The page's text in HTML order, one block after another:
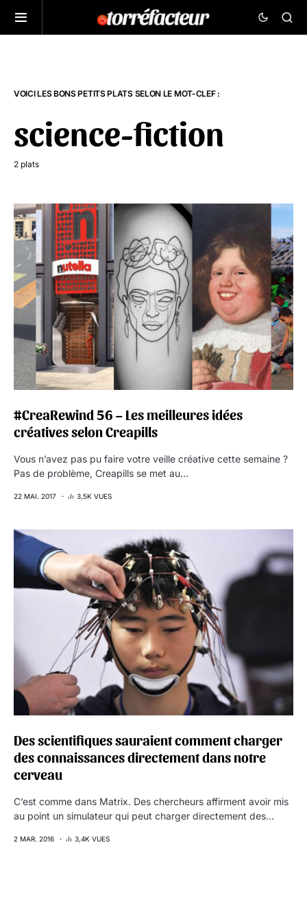
VOICI LES BONS PETITS PLATS SELON LE MOT-CLEF :
science-fiction
2 plats
#CreaRewind 56 – Les meilleures idées
créatives selon Creapills
Vous n’avez pas pu faire votre veille créative cette semaine ?
Pas de problème, Creapills se met au…
22 MAI. 2017 3,5K VUES
Des scientifiques sauraient comment charger
des connaissances directement dans notre
cerveau
C’est comme dans Matrix. Des chercheurs affirment avoir mis
au point un simulateur qui peut charger directement des…
2 MAR. 2016 3,4K VUES